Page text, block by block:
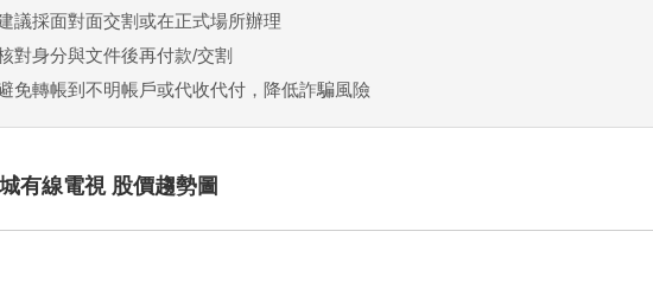
議採面對面交割或在正式場所辦理
對身分與文件後再付款/交割
免轉帳到不明帳戶或代收代付，降低詐騙風險
有線電視 股價趨勢圖